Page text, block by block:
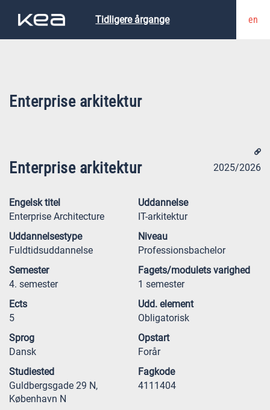
Tidligere årgange en
Enterprise arkitektur
Enterprise arkitektur 2025/2026
Engelsk titel
Enterprise Architecture
Uddannelse
IT-arkitektur
Uddannelsestype
Fuldtidsuddannelse
Niveau
Professionsbachelor
Semester
4. semester
Fagets/modulets varighed
1 semester
Ects
5
Udd. element
Obligatorisk
Sprog
Dansk
Opstart
Forår
Studiested
Guldbergsgade 29 N,
København N
Fagkode
4111404